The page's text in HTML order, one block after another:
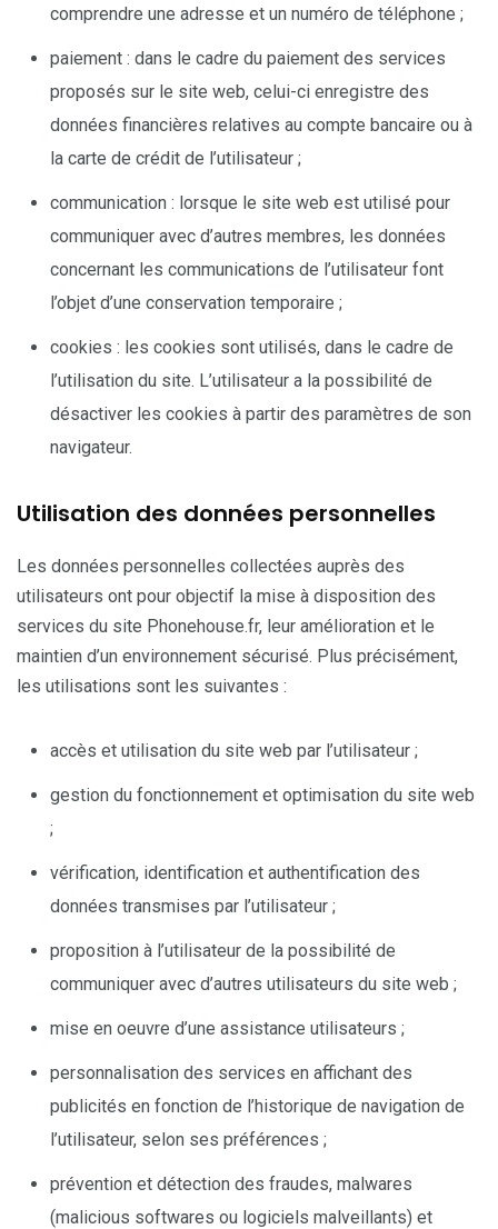
comprendre une adresse et un numéro de téléphone ;
paiement : dans le cadre du paiement des services
proposés sur le site web, celui-ci enregistre des
données financières relatives au compte bancaire ou à
la carte de crédit de l’utilisateur ;
communication : lorsque le site web est utilisé pour
communiquer avec d’autres membres, les données
concernant les communications de l’utilisateur font
l’objet d’une conservation temporaire ;
cookies : les cookies sont utilisés, dans le cadre de
l’utilisation du site. L’utilisateur a la possibilité de
désactiver les cookies à partir des paramètres de son
navigateur.
Utilisation des données personnelles
Les données personnelles collectées auprès des
utilisateurs ont pour objectif la mise à disposition des
services du site Phonehouse.fr, leur amélioration et le
maintien d’un environnement sécurisé. Plus précisément,
les utilisations sont les suivantes :
accès et utilisation du site web par l’utilisateur ;
gestion du fonctionnement et optimisation du site web
;
vérification, identification et authentification des
données transmises par l’utilisateur ;
proposition à l’utilisateur de la possibilité de
communiquer avec d’autres utilisateurs du site web ;
mise en oeuvre d’une assistance utilisateurs ;
personnalisation des services en affichant des
publicités en fonction de l’historique de navigation de
l’utilisateur, selon ses préférences ;
prévention et détection des fraudes, malwares
(malicious softwares ou logiciels malveillants) et